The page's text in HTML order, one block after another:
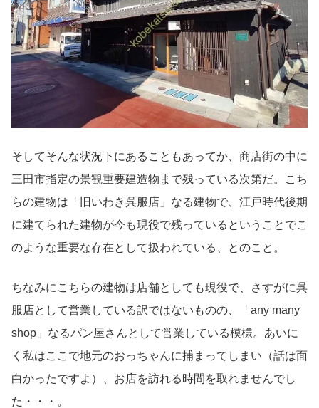
そしてそんな状況下にあることもあってか、商店街の中に
三田市指定の景観重要建造物まで残っている次第だ。こち
らの建物は「旧いわき呉服店」なる建物で、江戸時代後期
に建てられた建物が今も現役で残っているということでこ
のような重要な存在として扱われている、とのこと。
ちなみにこちらの建物は店舗としても現役で、さすがに呉
服店として営業している訳ではないものの、「any many
shop」なるパン屋さんとして営業している模様。あいに
く私はここで地元のおっちゃんに捕まってしまい（話は面
白かったですよ）、お店を訪れる時間を取れませんでし
た・・・。